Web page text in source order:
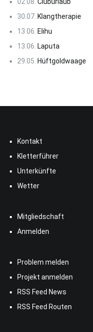
30.07. Klangtherapie
13.06. Elihu
13.06. Laputa
29.05. Hüftgoldwaage
Kontakt
Kletterführer
Unterkünfte
Wetter
Mitgliedschaft
Anmelden
Problem melden
Projekt anmelden
RSS Feed News
RSS Feed Routen